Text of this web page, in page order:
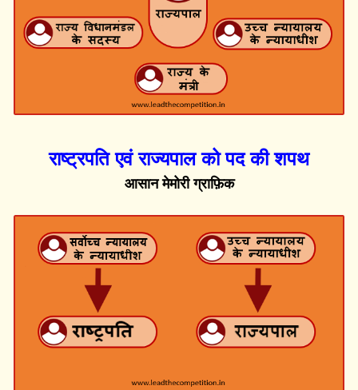
राष्ट्रपति एवं राज्यपाल को पद की शपथ
आसान मेमोरी ग्राफ़िक